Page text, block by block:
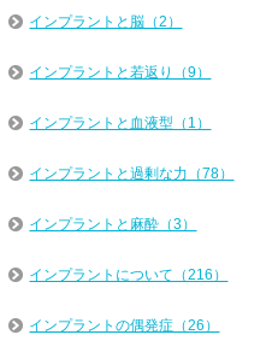
インプラントと脳（2）
インプラントと若返り（9）
インプラントと血液型（1）
インプラントと過剰な力（78）
インプラントと麻酔（3）
インプラントについて（216）
インプラントの偶発症（26）